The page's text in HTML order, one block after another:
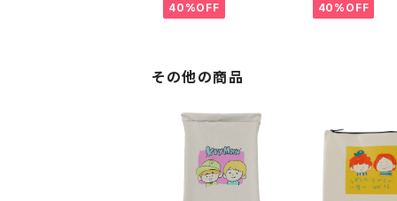
40%OFF 40%OFF
その他の商品